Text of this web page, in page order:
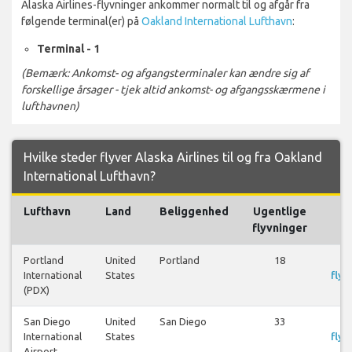
Alaska Airlines-flyvninger ankommer normalt til og afgår fra
følgende terminal(er) på Oakland International Lufthavn:
Terminal - 1
(Bemærk: Ankomst- og afgangsterminaler kan ændre sig af
forskellige årsager - tjek altid ankomst- og afgangsskærmene i
lufthavnen)
Hvilke steder flyver Alaska Airlines til og fra Oakland
International Lufthavn?
Lufthavn Land Beliggenhed
Ugentlige
flyvninger
Portland
International
(PDX)
United
States
Portland 18
San Diego
International
United
States
San Diego 33